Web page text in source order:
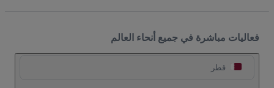
فعاليات مباشرة في جميع أنحاء العالم
قطر